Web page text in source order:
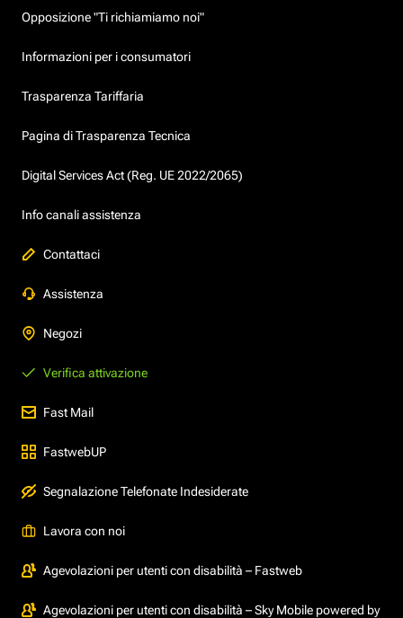
Opposizione "Ti richiamiamo noi"
Informazioni per i consumatori
Trasparenza Tariffaria
Pagina di Trasparenza Tecnica
Digital Services Act (Reg. UE 2022/2065)
Info canali assistenza
Contattaci
Assistenza
Negozi
Verifica attivazione
Fast Mail
FastwebUP
Segnalazione Telefonate Indesiderate
Lavora con noi
Agevolazioni per utenti con disabilità – Fastweb
Agevolazioni per utenti con disabilità – Sky Mobile powered by